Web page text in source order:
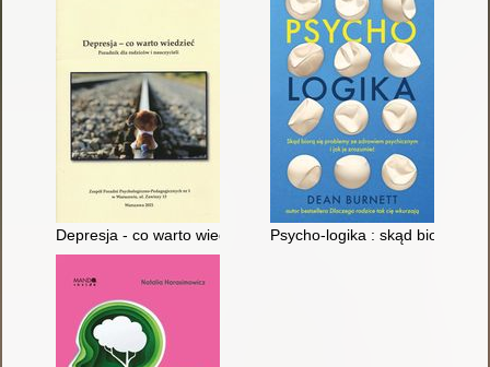
Depresja - co warto wiedzieć : poradnik dla rodziców i
Psycho-logika : skąd biorą się